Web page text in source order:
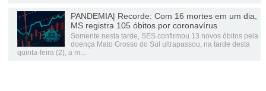
PANDEMIA| Recorde: Com 16 mortes em um dia,
MS registra 105 óbitos por coronavírus
Somente nesta tarde, SES confirmou 13 novos óbitos pela
doença Mato Grosso do Sul ultrapassou, na tarde desta
quinta-feira (2), a m...